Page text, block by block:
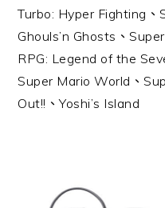
Turbo: Hyper Fighting
Ghouls’n Ghosts、
RPG: Legend of the
Super Mario World、
Out!!、Yoshi’s Island